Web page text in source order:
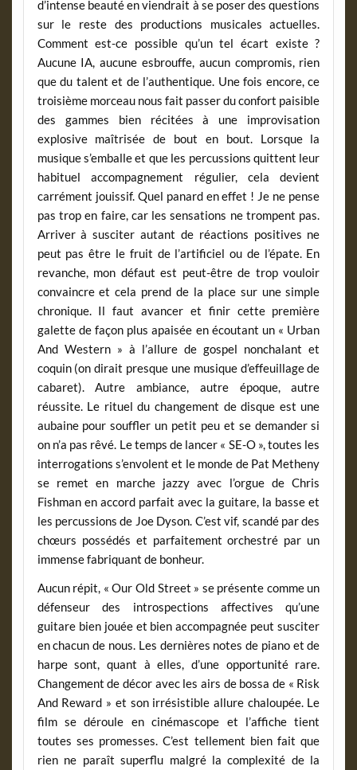
d’intense beauté en viendrait à se poser des questions
sur le reste des productions musicales actuelles.
Comment est-ce possible qu’un tel écart existe ?
Aucune IA, aucune esbrouffe, aucun compromis, rien
que du talent et de l’authentique. Une fois encore, ce
troisième morceau nous fait passer du confort paisible
des gammes bien récitées à une improvisation
explosive maîtrisée de bout en bout. Lorsque la
musique s’emballe et que les percussions quittent leur
habituel accompagnement régulier, cela devient
carrément jouissif. Quel panard en effet ! Je ne pense
pas trop en faire, car les sensations ne trompent pas.
Arriver à susciter autant de réactions positives ne
peut pas être le fruit de l’artificiel ou de l’épate. En
revanche, mon défaut est peut-être de trop vouloir
convaincre et cela prend de la place sur une simple
chronique. Il faut avancer et finir cette première
galette de façon plus apaisée en écoutant un « Urban
And Western » à l’allure de gospel nonchalant et
coquin (on dirait presque une musique d’effeuillage de
cabaret). Autre ambiance, autre époque, autre
réussite. Le rituel du changement de disque est une
aubaine pour souffler un petit peu et se demander si
on n’a pas rêvé. Le temps de lancer « SE-O », toutes les
interrogations s’envolent et le monde de Pat Metheny
se remet en marche jazzy avec l’orgue de Chris
Fishman en accord parfait avec la guitare, la basse et
les percussions de Joe Dyson. C’est vif, scandé par des
chœurs possédés et parfaitement orchestré par un
immense fabriquant de bonheur.
Aucun répit, « Our Old Street » se présente comme un
défenseur des introspections affectives qu’une
guitare bien jouée et bien accompagnée peut susciter
en chacun de nous. Les dernières notes de piano et de
harpe sont, quant à elles, d’une opportunité rare.
Changement de décor avec les airs de bossa de « Risk
And Reward » et son irrésistible allure chaloupée. Le
film se déroule en cinémascope et l’affiche tient
toutes ses promesses. C’est tellement bien fait que
rien ne paraît superflu malgré la complexité de la